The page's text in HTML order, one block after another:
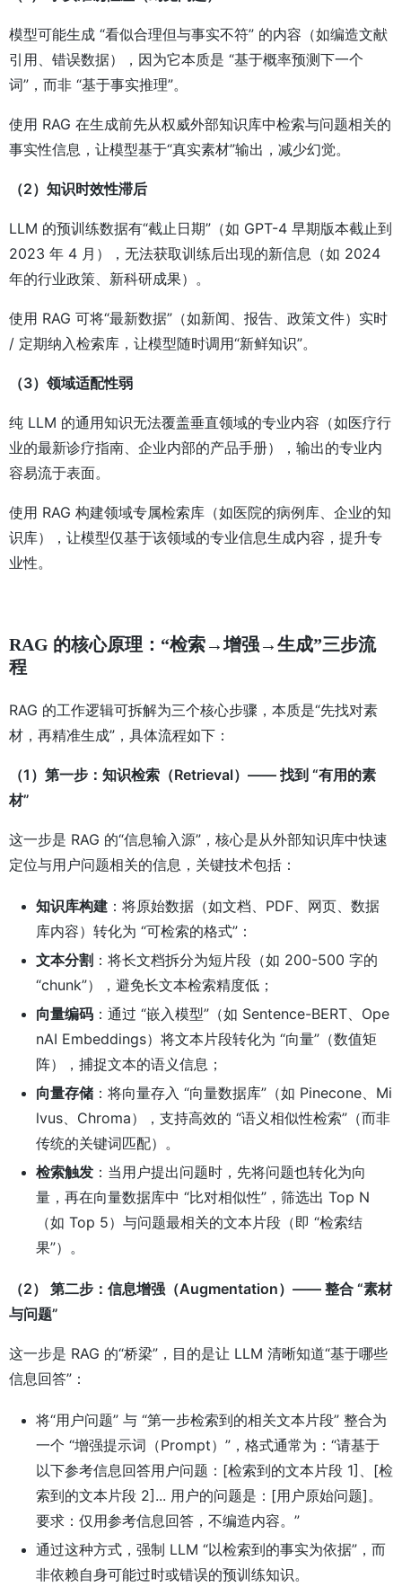
模型可能生成 “看似合理但与事实不符” 的内容（如编造文献
引用、错误数据），因为它本质是 “基于概率预测下一个
词”，而非 “基于事实推理”。
使用 RAG 在生成前先从权威外部知识库中检索与问题相关的
事实性信息，让模型基于“真实素材”输出，减少幻觉。
（2）知识时效性滞后
LLM 的预训练数据有“截止日期”（如 GPT-4 早期版本截止到
2023 年 4 月），无法获取训练后出现的新信息（如 2024
年的行业政策、新科研成果）。
使用 RAG 可将“最新数据”（如新闻、报告、政策文件）实时
/ 定期纳入检索库，让模型随时调用“新鲜知识”。
（3）领域适配性弱
纯 LLM 的通用知识无法覆盖垂直领域的专业内容（如医疗行
业的最新诊疗指南、企业内部的产品手册），输出的专业内
容易流于表面。
使用 RAG 构建领域专属检索库（如医院的病例库、企业的知
识库），让模型仅基于该领域的专业信息生成内容，提升专
业性。
RAG 的核心原理：“检索→增强→生成”三步流
程
RAG 的工作逻辑可拆解为三个核心步骤，本质是“先找对素
材，再精准生成”，具体流程如下：
（1）第一步：知识检索（Retrieval）—— 找到 “有用的素
材”
这一步是 RAG 的“信息输入源”，核心是从外部知识库中快速
定位与用户问题相关的信息，关键技术包括：
知识库构建 ：将原始数据（如文档、PDF、网页、数据
库内容）转化为 “可检索的格式”：
文本分割 ：将长文档拆分为短片段（如 200-500 字的
“chunk”），避免长文本检索精度低；
向量编码 ：通过 “嵌入模型”（如 Sentence-BERT、Ope
nAI Embeddings）将文本片段转化为 “向量”（数值矩
阵），捕捉文本的语义信息；
向量存储 ：将向量存入 “向量数据库”（如 Pinecone、Mi
lvus、Chroma），支持高效的 “语义相似性检索”（而非
传统的关键词匹配）。
检索触发 ：当用户提出问题时，先将问题也转化为向
量，再在向量数据库中 “比对相似性”，筛选出 Top N
（如 Top 5）与问题最相关的文本片段（即 “检索结
果”）。
（2） 第二步：信息增强（Augmentation）—— 整合 “素材
与问题”
这一步是 RAG 的“桥梁”，目的是让 LLM 清晰知道“基于哪些
信息回答”：
将“用户问题” 与 “第一步检索到的相关文本片段” 整合为
一个 “增强提示词（Prompt）”，格式通常为：“请基于
以下参考信息回答用户问题：[检索到的文本片段 1]、[检
索到的文本片段 2]... 用户的问题是：[用户原始问题]。
要求：仅用参考信息回答，不编造内容。”
通过这种方式，强制 LLM “以检索到的事实为依据”，而
非依赖自身可能过时或错误的预训练知识。